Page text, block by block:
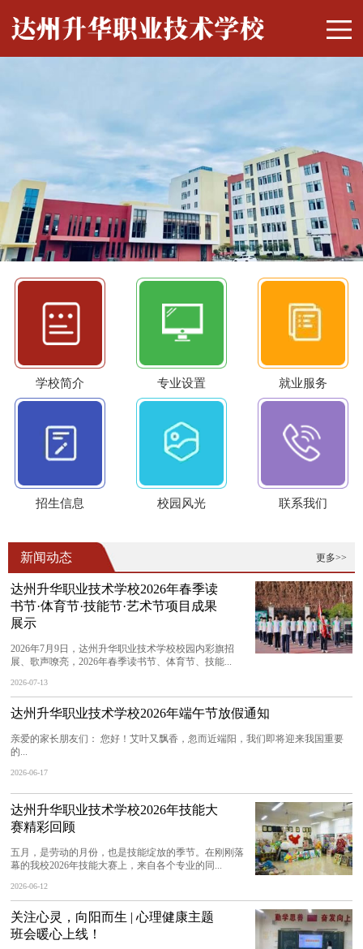
学校简介 专业设置 就业服务
招生信息 校园风光 联系我们
更多>>
新闻动态
达州升华职业技术学校2026年春季读
书节·体育节·技能节·艺术节项目成果
展示
2026年7月9日，达州升华职业技术学校校园内彩旗招
展、歌声嘹亮，2026年春季读书节、体育节、技能...
2026-07-13
达州升华职业技术学校2026年端午节放假通知
亲爱的家长朋友们： 您好！艾叶又飘香，忽而近端阳，我们即将迎来我国重要
的...
2026-06-17
达州升华职业技术学校2026年技能大
赛精彩回顾
五月，是劳动的月份，也是技能绽放的季节。在刚刚落
幕的我校2026年技能大赛上，来自各个专业的同...
2026-06-12
关注心灵，向阳而生 | 心理健康主题
班会暖心上线！